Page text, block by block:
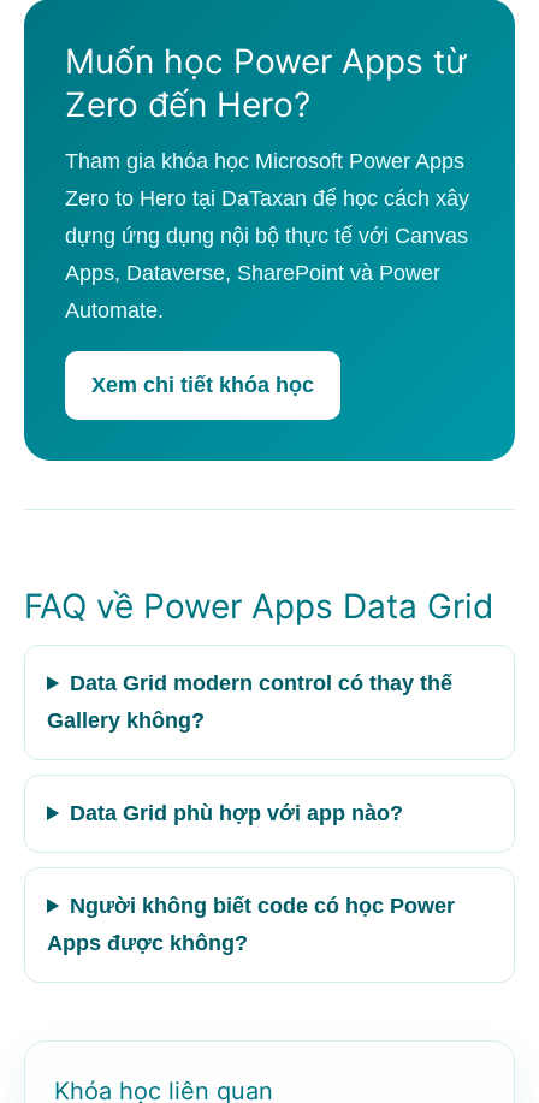
Muốn học Power Apps từ
Zero đến Hero?
Tham gia khóa học Microsoft Power Apps
Zero to Hero tại DaTaxan để học cách xây
dựng ứng dụng nội bộ thực tế với Canvas
Apps, Dataverse, SharePoint và Power
Automate.
Xem chi tiết khóa học
FAQ về Power Apps Data Grid
Data Grid modern control có thay thế
Gallery không?
Data Grid phù hợp với app nào?
Người không biết code có học Power
Apps được không?
Khóa học liên quan